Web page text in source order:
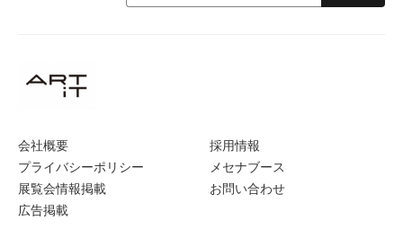
会社概要
プライバシーポリシー
展覧会情報掲載
広告掲載
採用情報
メセナブース
お問い合わせ